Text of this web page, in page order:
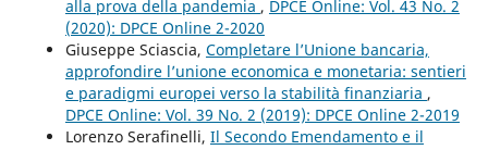
alla prova della pandemia , DPCE Online: Vol. 43 No. 2
(2020): DPCE Online 2-2020
Giuseppe Sciascia, Completare l’Unione bancaria,
approfondire l’unione economica e monetaria: sentieri
e paradigmi europei verso la stabilità finanziaria ,
DPCE Online: Vol. 39 No. 2 (2019): DPCE Online 2-2019
Lorenzo Serafinelli, Il Secondo Emendamento e il